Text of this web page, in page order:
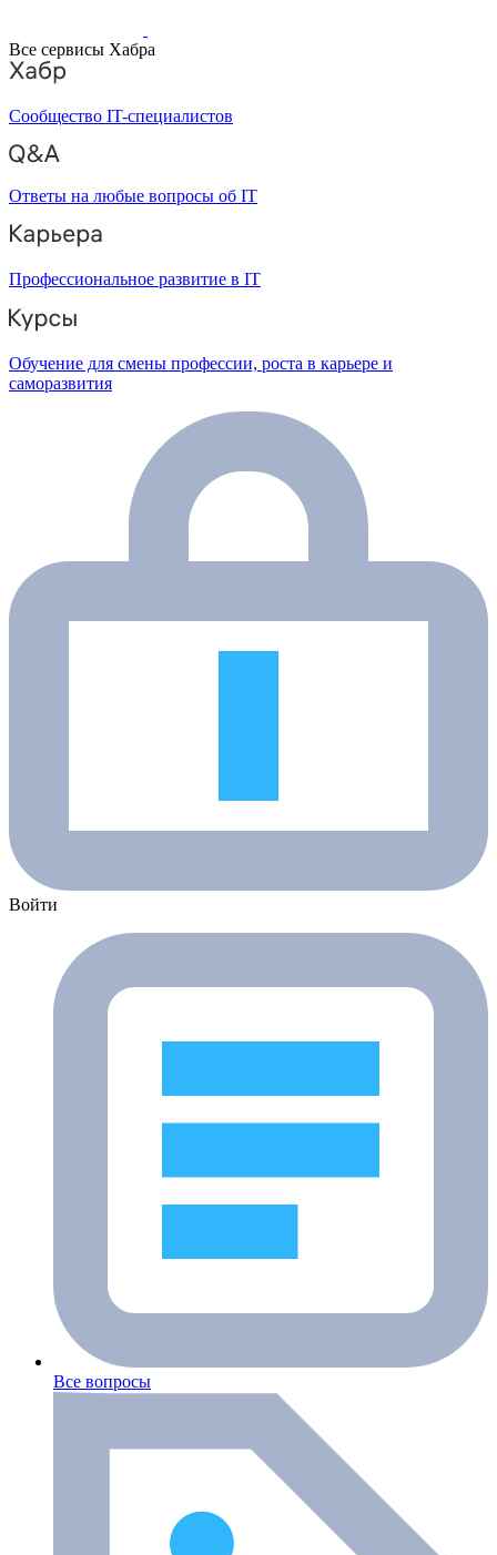
Все сервисы Хабра
Сообщество IT-специалистов
Ответы на любые вопросы об IT
Профессиональное развитие в IT
Обучение для смены профессии, роста в карьере и
саморазвития
Войти
Все вопросы